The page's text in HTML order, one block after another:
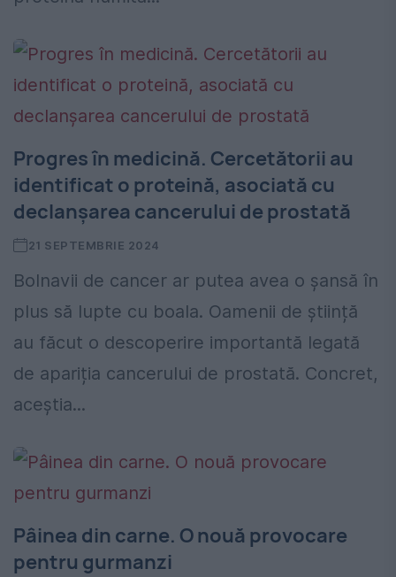
Progres în medicină. Cercetătorii au
identificat o proteină, asociată cu
declanșarea cancerului de prostată
21 SEPTEMBRIE 2024
Bolnavii de cancer ar putea avea o șansă în
plus să lupte cu boala. Oamenii de știință
au făcut o descoperire importantă legată
de apariția cancerului de prostată. Concret,
aceștia...
Pâinea din carne. O nouă provocare
pentru gurmanzi